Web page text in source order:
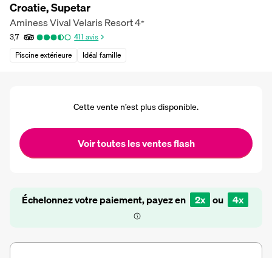
Croatie, Supetar
Aminess Vival Velaris Resort4*
3,7 411 avis
Piscine extérieure
Idéal famille
Cette vente n’est plus disponible.
Voir toutes les ventes flash
Échelonnez votre paiement, payez en 2x ou 4x